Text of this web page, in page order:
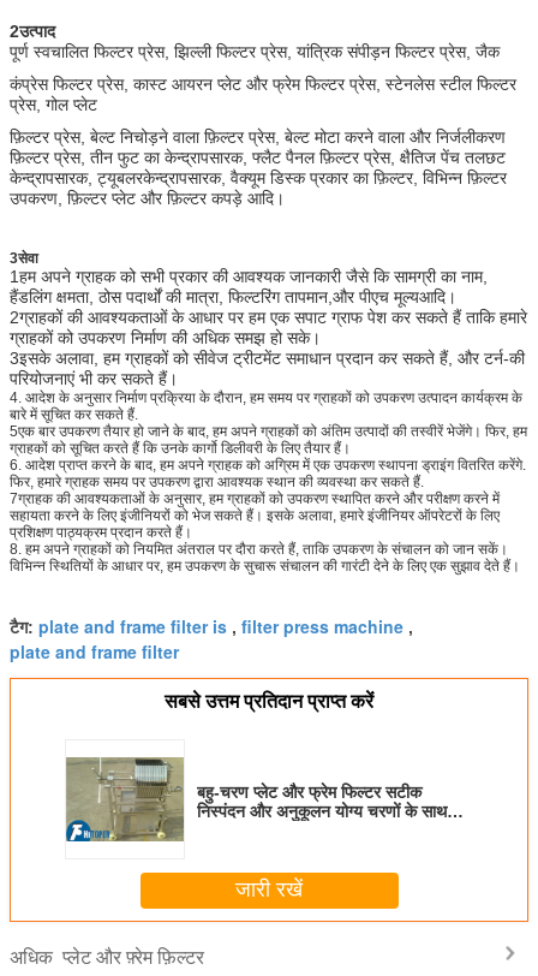
2उत्पाद
पूर्ण स्वचालित फिल्टर प्रेस, झिल्ली फिल्टर प्रेस, यांत्रिक संपीड़न फिल्टर प्रेस, जैक
कंप्रेस फिल्टर प्रेस, कास्ट आयरन प्लेट और फ्रेम फिल्टर प्रेस, स्टेनलेस स्टील फिल्टर
प्रेस, गोल प्लेट
फ़िल्टर प्रेस, बेल्ट निचोड़ने वाला फ़िल्टर प्रेस, बेल्ट मोटा करने वाला और निर्जलीकरण
फ़िल्टर प्रेस, तीन फुट का केन्द्रापसारक, फ्लैट पैनल फ़िल्टर प्रेस, क्षैतिज पेंच तलछट
केन्द्रापसारक, ट्यूबलरकेन्द्रापसारक, वैक्यूम डिस्क प्रकार का फ़िल्टर, विभिन्न फ़िल्टर
उपकरण, फ़िल्टर प्लेट और फ़िल्टर कपड़े आदि।
3सेवा
1हम अपने ग्राहक को सभी प्रकार की आवश्यक जानकारी जैसे कि सामग्री का नाम,
हैंडलिंग क्षमता, ठोस पदार्थों की मात्रा, फिल्टरिंग तापमान,और पीएच मूल्यआदि।
2ग्राहकों की आवश्यकताओं के आधार पर हम एक सपाट ग्राफ पेश कर सकते हैं ताकि हमारे
ग्राहकों को उपकरण निर्माण की अधिक समझ हो सके।
3इसके अलावा, हम ग्राहकों को सीवेज ट्रीटमेंट समाधान प्रदान कर सकते हैं, और टर्न-की
परियोजनाएं भी कर सकते हैं।
4. आदेश के अनुसार निर्माण प्रक्रिया के दौरान, हम समय पर ग्राहकों को उपकरण उत्पादन कार्यक्रम के
बारे में सूचित कर सकते हैं.
5एक बार उपकरण तैयार हो जाने के बाद, हम अपने ग्राहकों को अंतिम उत्पादों की तस्वीरें भेजेंगे। फिर, हम
ग्राहकों को सूचित करते हैं कि उनके कार्गो डिलीवरी के लिए तैयार हैं।
6. आदेश प्राप्त करने के बाद, हम अपने ग्राहक को अग्रिम में एक उपकरण स्थापना ड्राइंग वितरित करेंगे.
फिर, हमारे ग्राहक समय पर उपकरण द्वारा आवश्यक स्थान की व्यवस्था कर सकते हैं.
7ग्राहक की आवश्यकताओं के अनुसार, हम ग्राहकों को उपकरण स्थापित करने और परीक्षण करने में
सहायता करने के लिए इंजीनियरों को भेज सकते हैं। इसके अलावा, हमारे इंजीनियर ऑपरेटरों के लिए
प्रशिक्षण पाठ्यक्रम प्रदान करते हैं।
8. हम अपने ग्राहकों को नियमित अंतराल पर दौरा करते हैं, ताकि उपकरण के संचालन को जान सकें।
विभिन्न स्थितियों के आधार पर, हम उपकरण के सुचारू संचालन की गारंटी देने के लिए एक सुझाव देते हैं।
टैग: plate and frame filter is , filter press machine ,
plate and frame filter
सबसे उत्तम प्रतिदान प्राप्त करें
बहु-चरण प्लेट और फ्रेम फिल्टर सटीक
निस्पंदन और अनुकूलन योग्य चरणों के साथ
जारी रखें
अधिक प्लेट और फ़्रेम फ़िल्टर